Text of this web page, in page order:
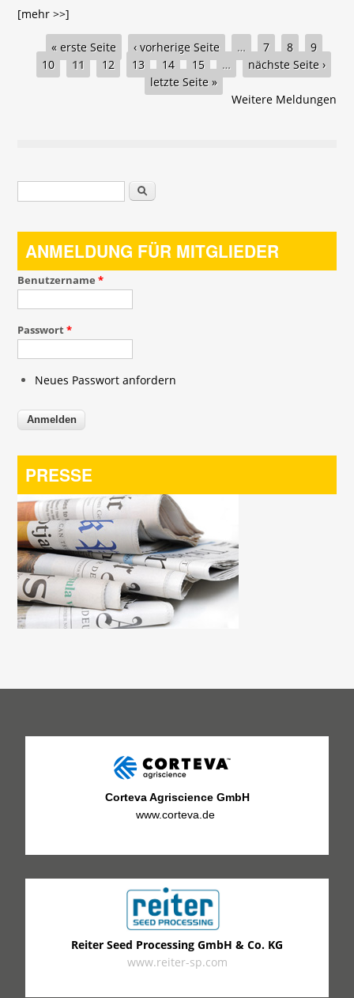
[mehr >>]
Seiten« erste Seite ‹ vorherige Seite … 7 8
9
10
11 12 13 14 15 …
nächste Seite ›
letzte Seite »
Weitere Meldungen
Suchformular Suche
ANMELDUNG FÜR MITGLIEDER
Benutzername*
Passwort*
Neues Passwort anfordern
PRESSE
Corteva Agriscience GmbH
www.corteva.de
Reiter Seed Processing GmbH & Co. KG
www.reiter-sp.com